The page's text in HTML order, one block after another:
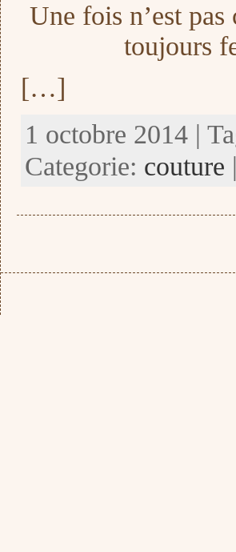
Une fois n’est
toujours
[…]
1 octobre 2014 |
Categorie: couture |